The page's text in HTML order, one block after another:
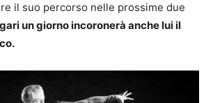
il suo percorso nelle prossime due
un giorno incoronerà anche lui il